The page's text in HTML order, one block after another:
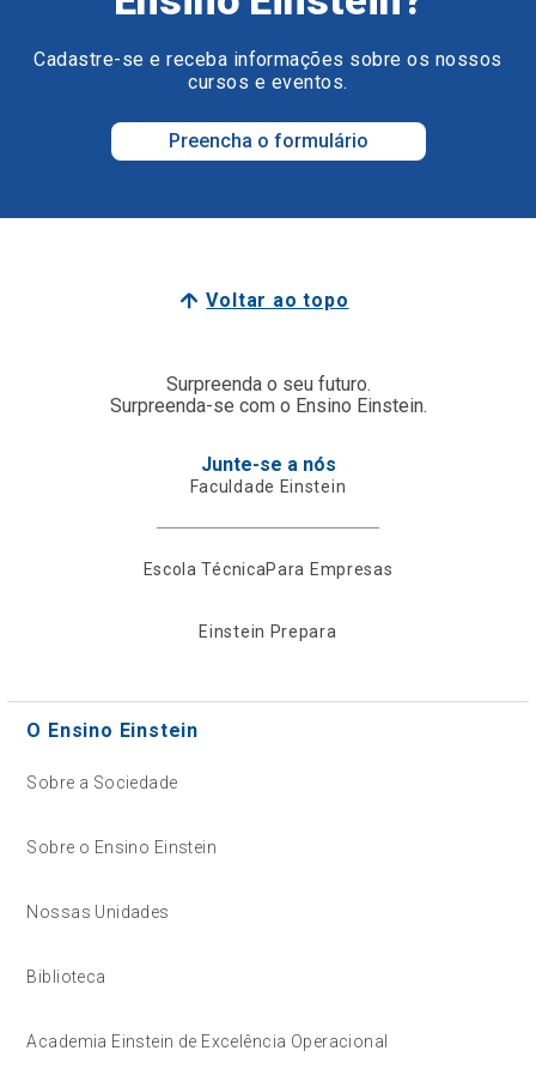
Cadastre-se e receba informações sobre os nossos
cursos e eventos.
Preencha o formulário
Voltar ao topo
Surpreenda o seu futuro.
Surpreenda-se com o Ensino Einstein.
Junte-se a nós
Faculdade Einstein
Escola TécnicaPara Empresas
Einstein Prepara
O Ensino Einstein
Sobre a Sociedade
Sobre o Ensino Einstein
Nossas Unidades
Biblioteca
Academia Einstein de Excelência Operacional